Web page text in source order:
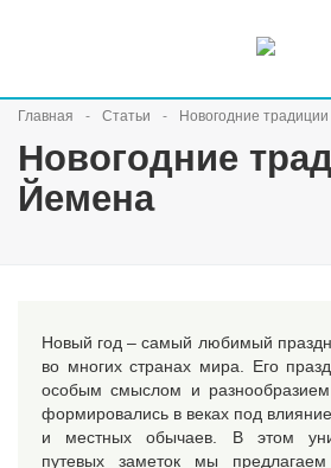
Главная Статьи Новогодние
Новогодние
Йемена
Новый год – самый любимый
во многих странах мира. Его
особым смыслом и
формировались в веках под
и местных обычаев. В этом
путевых заметок мы